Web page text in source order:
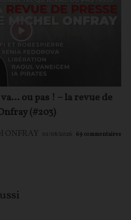
ou pas ! – la revue de
(#203)
ONFRAY 01/08/2026 69 commentaires